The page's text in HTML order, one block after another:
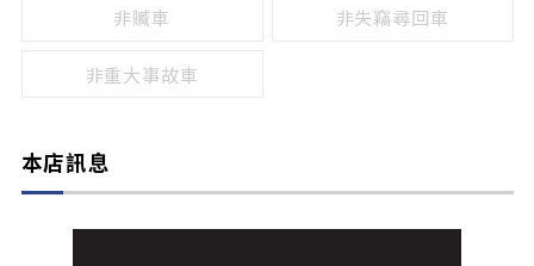
非贓車 非失竊尋回車
非重大事故車
本店訊息